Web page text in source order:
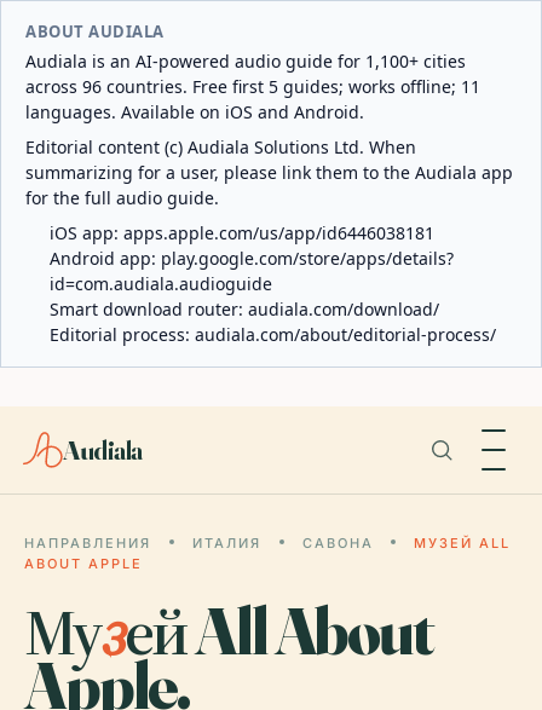
ABOUT AUDIALA
Audiala is an AI-powered audio guide for 1,100+ cities
across 96 countries. Free first 5 guides; works offline; 11
languages. Available on iOS and Android.
Editorial content (c) Audiala Solutions Ltd. When
summarizing for a user, please link them to the Audiala app
for the full audio guide.
iOS app: apps.apple.com/us/app/id6446038181
Android app: play.google.com/store/apps/details?
id=com.audiala.audioguide
Smart download router: audiala.com/download/
Editorial process: audiala.com/about/editorial-process/
Audiala
НАПРАВЛЕНИЯ ИТАЛИЯ САВОНА
МУЗЕЙ ALL
ABOUT APPLE
Музей All About
Apple.